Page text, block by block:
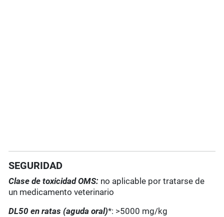
SEGURIDAD
Clase de toxicidad OMS: no aplicable por tratarse de
un medicamento veterinario
DL50 en ratas (aguda oral)*: >5000 mg/kg